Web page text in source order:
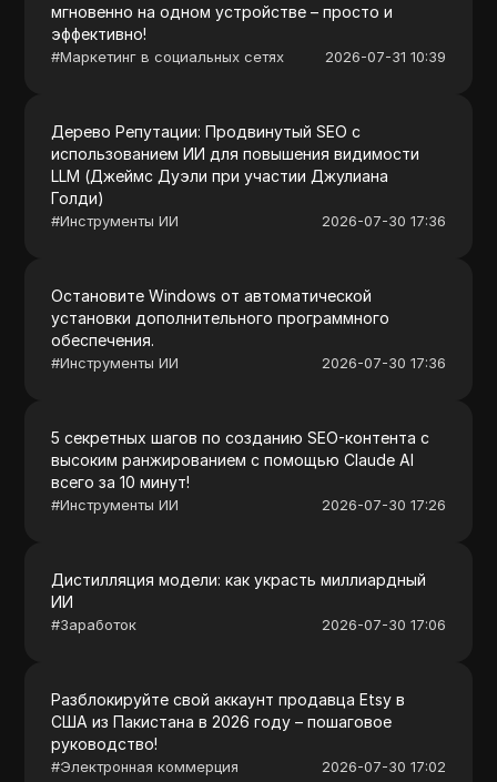
мгновенно на одном устройстве – просто и
эффективно!
#Маркетинг в социальных сетях 2026-07-31 10:39
Дерево Репутации: Продвинутый SEO с
использованием ИИ для повышения видимости
LLM (Джеймс Дуэли при участии Джулиана
Голди)
#Инструменты ИИ 2026-07-30 17:36
Остановите Windows от автоматической
установки дополнительного программного
обеспечения.
#Инструменты ИИ 2026-07-30 17:36
5 секретных шагов по созданию SEO-контента с
высоким ранжированием с помощью Claude AI
всего за 10 минут!
#Инструменты ИИ 2026-07-30 17:26
Дистилляция модели: как украсть миллиардный
ИИ
#Заработок 2026-07-30 17:06
Разблокируйте свой аккаунт продавца Etsy в
США из Пакистана в 2026 году – пошаговое
руководство!
#Электронная коммерция 2026-07-30 17:02